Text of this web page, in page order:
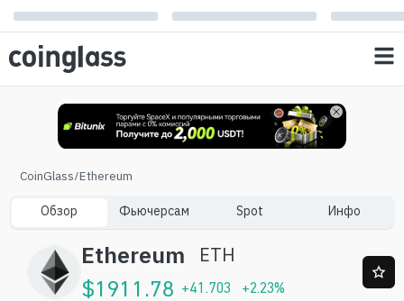
CoinGlass/Ethereum
Обзор Фьючерсам Spot Инфо
Ethereum ETH
$1911.78 +41.703 +2.23%